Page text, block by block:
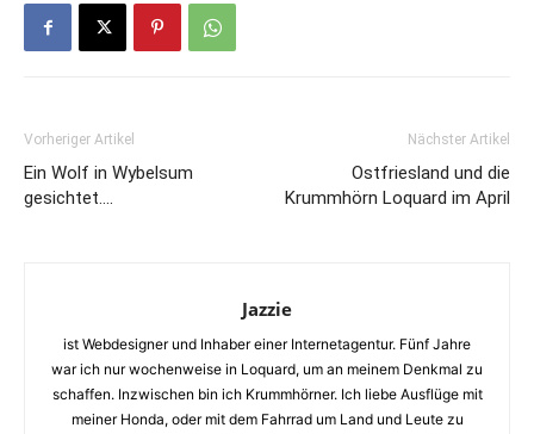
Vorheriger Artikel
Ein Wolf in Wybelsum
gesichtet….
Nächster Artikel
Ostfriesland und die
Krummhörn Loquard im April
Jazzie
ist Webdesigner und Inhaber einer Internetagentur. Fünf Jahre
war ich nur wochenweise in Loquard, um an meinem Denkmal zu
schaffen. Inzwischen bin ich Krummhörner. Ich liebe Ausflüge mit
meiner Honda, oder mit dem Fahrrad um Land und Leute zu